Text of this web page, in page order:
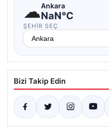
☁Ankara
NaN°C
ŞEHIR SEÇ
Bizi Takip Edin